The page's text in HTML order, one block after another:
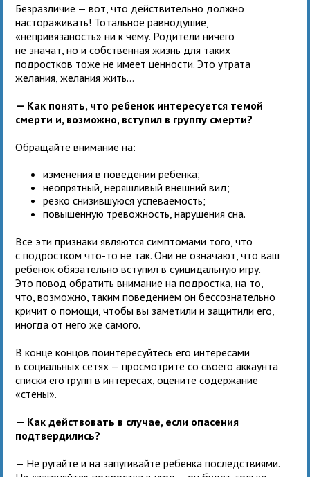
Безразличие — вот, что действительно должно
настораживать! Тотальное равнодушие,
«непривязаность» ни к чему. Родители ничего
не значат, но и собственная жизнь для таких
подростков тоже не имеет ценности. Это утрата
желания, желания жить...
— Как понять, что ребенок интересуется темой
смерти и, возможно, вступил в группу смерти?
Обращайте внимание на:
изменения в поведении ребенка;
неопрятный, неряшливый внешний вид;
резко снизившуюся успеваемость;
повышенную тревожность, нарушения сна.
Все эти признаки являются симптомами того, что
с подростком что-то не так. Они не означают, что ваш
ребенок обязательно вступил в суицидальную игру.
Это повод обратить внимание на подростка, на то,
что, возможно, таким поведением он бессознательно
кричит о помощи, чтобы вы заметили и защитили его,
иногда от него же самого.
В конце концов поинтересуйтесь его интересами
в социальных сетях — просмотрите со своего аккаунта
списки его групп в интересах, оцените содержание
«стены».
— Как действовать в случае, если опасения
подтвердились?
— Не ругайте и на запугивайте ребенка последствиями.